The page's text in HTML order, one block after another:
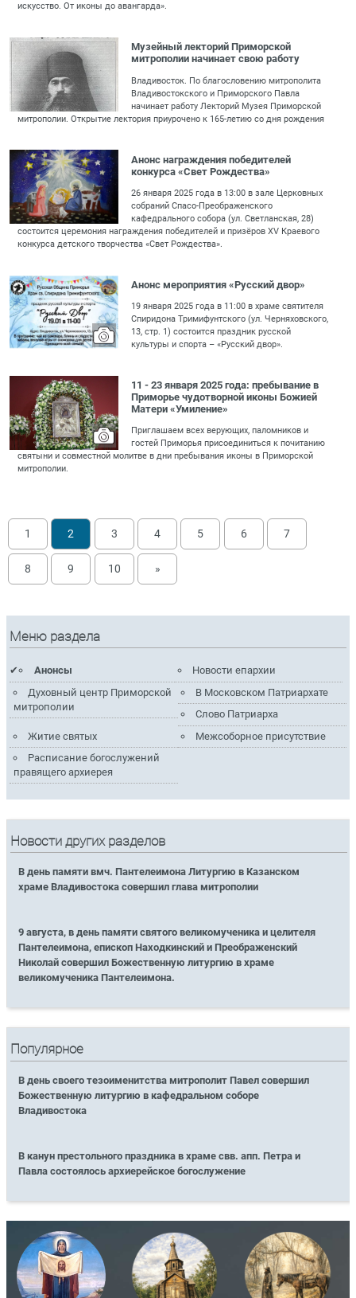
искусство. От иконы до авангарда».
Музейный лекторий Приморской
митрополии начинает свою работу
Владивосток. По благословению митрополита
Владивостокского и Приморского Павла
начинает работу Лекторий Музея Приморской
митрополии. Открытие лектория приурочено к 165-летию со дня рождения
Анонс награждения победителей
конкурса «Свет Рождества»
26 января 2025 года в 13:00 в зале Церковных
собраний Спасо-Преображенского
кафедрального собора (ул. Светланская, 28)
состоится церемония награждения победителей и призёров XV Краевого
конкурса детского творчества «Свет Рождества».
Анонс мероприятия «Русский двор»
19 января 2025 года в 11:00 в храме святителя
Спиридона Тримифунтского (ул. Черняховского,
13, стр. 1) состоится праздник русской
культуры и спорта – «Русский двор».
11 - 23 января 2025 года: пребывание в
Приморье чудотворной иконы Божией
Матери «Умиление»
Приглашаем всех верующих, паломников и
гостей Приморья присоединиться к почитанию
святыни и совместной молитве в дни пребывания иконы в Приморской
митрополии.
1 2 3 4 5 6 7
8 9 10 »
Меню раздела
Анонсы
Новости епархии
Духовный центр Приморской
митрополии
В Московском Патриархате
Слово Патриарха
Житие святых
Межсоборное присутствие
Расписание богослужений
правящего архиерея
Новости других разделов
В день памяти вмч. Пантелеимона Литургию в Казанском
храме Владивостока совершил глава митрополии
9 августа, в день памяти святого великомученика и целителя
Пантелеимона, епископ Находкинский и Преображенский
Николай совершил Божественную литургию в храме
великомученика Пантелеимона.
Популярное
В день своего тезоименитства митрополит Павел совершил
Божественную литургию в кафедральном соборе
Владивостока
В канун престольного праздника в храме свв. апп. Петра и
Павла состоялось архиерейское богослужение